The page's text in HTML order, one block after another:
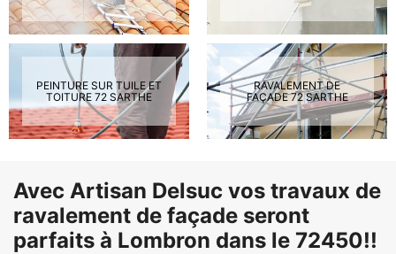
PEINTURE SUR TUILE ET
TOITURE 72 SARTHE
RAVALEMENT DE
FAÇADE 72 SARTHE
Avec Artisan Delsuc vos travaux de
ravalement de façade seront
parfaits à Lombron dans le 72450!!